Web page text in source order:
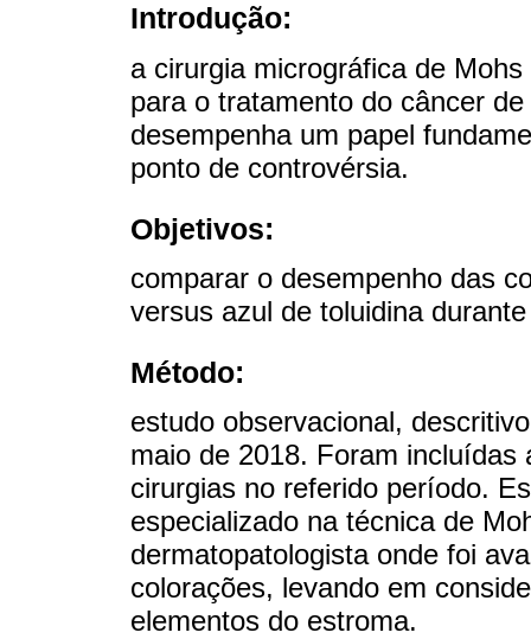
Introdução:
a cirurgia micrográfica de
para o tratamento do câncer
desempenha um papel
ponto de controvérsia.
Objetivos:
comparar o desempenho das
versus azul de toluidina
Método:
estudo observacional,
maio de 2018. Foram
cirurgias no referido período.
especializado na técnica de
dermatopatologista onde foi
colorações, levando em
elementos do estroma.